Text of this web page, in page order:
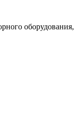
оборудования,